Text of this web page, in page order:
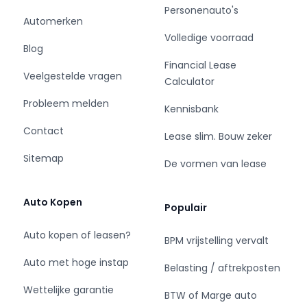
Ideaal voor lage verbruikskosten en toch
krachtige prestaties wanneer je die nodig hebt.
Dankzij het AWD (All Wheel Drive) systeem heb
je altijd optimale grip en veiligheid onder alle
omstandigheden.
De Summum uitvoering is de meest luxe variant
en dat merk je aan alles. Denk aan
hoogwaardige materialen, uitgebreide opties en
een uitzonderlijk hoog comfortniveau. Deze auto
elektrische ondersteuning levert deze auto
indrukwekkende prestaties, terwijl je toch
Automerken
Blog
Veelgestelde vragen
Probleem melden
Contact
Sitemap
Auto Kopen
Auto kopen of leasen?
Auto met hoge instap
Wettelijke garantie
Personenauto's
Volledige voorraad
Financial Lease
Calculator
Kennisbank
Lease slim. Bouw zeker
De vormen van lease
Populair
BPM vrijstelling vervalt
Belasting / aftrekposten
BTW of Marge auto